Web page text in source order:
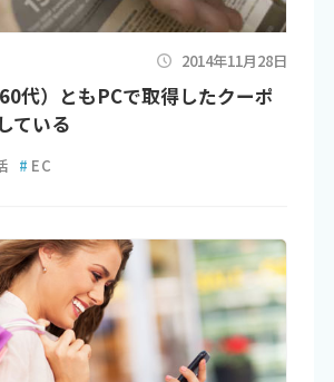
2014年11月28日
代）ともPCで取得したクーポ
ている
# EC